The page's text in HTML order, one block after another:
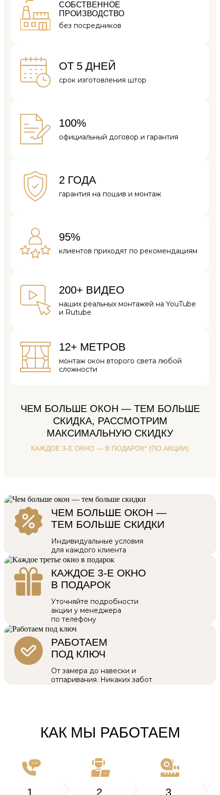
СОБСТВЕННОЕ
ПРОИЗВОДСТВО
без посредников
ОТ 5 ДНЕЙ
срок изготовления штор
100%
официальный договор и гарантия
2 ГОДА
гарантия на пошив и монтаж
95%
клиентов приходят по рекомендациям
200+ ВИДЕО
наших реальных монтажей на YouTube
и Rutube
12+ МЕТРОВ
монтаж окон второго света любой
сложности
ЧЕМ БОЛЬШЕ ОКОН — ТЕМ БОЛЬШЕ
СКИДКА, РАССМОТРИМ
МАКСИМАЛЬНУЮ СКИДКУ
КАЖДОЕ 3-Е ОКНО — В ПОДАРОК* (ПО АКЦИИ)
ЧЕМ БОЛЬШЕ ОКОН —
ТЕМ БОЛЬШЕ СКИДКИ
Индивидуальные условия
для каждого клиента
КАЖДОЕ 3-Е ОКНО
В ПОДАРОК
Уточняйте подробности
акции у менеджера
по телефону
РАБОТАЕМ
ПОД КЛЮЧ
От замера до навески и
отпаривания. Никаких забот
КАК МЫ РАБОТАЕМ
1. 2. 3.